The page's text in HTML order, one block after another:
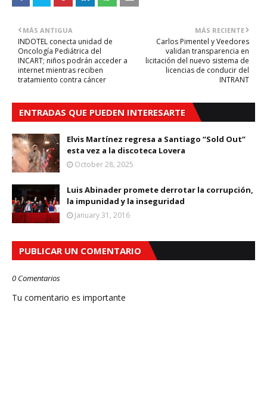
MÁS RECIENTE
Carlos Pimentel y Veedores
validan transparencia en
licitación del nuevo sistema de
licencias de conducir del
INTRANT
MÁS ANTIGUA
INDOTEL conecta unidad de
Oncología Pediátrica del
INCART; niños podrán acceder a
internet mientras reciben
tratamiento contra cáncer
ENTRADAS QUE PUEDEN INTERESARTE
Elvis Martínez regresa a Santiago “Sold Out”
esta vez a la discoteca Lovera
October 28, 2025
Luis Abinader promete derrotar la corrupción,
la impunidad y la inseguridad
January 31, 2016
PUBLICAR UN COMENTARIO
0 Comentarios
Tu comentario es importante